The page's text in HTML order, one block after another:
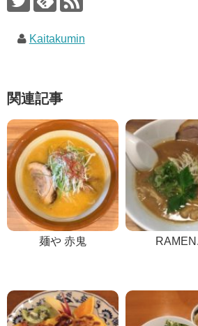
Kaitakumin
関連記事
麺や 赤鬼